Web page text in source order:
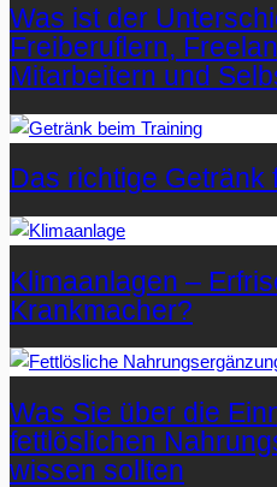
Was ist der
Freiberuflern,
Mitarbeitern und
Das richtige Getränk
Klimaanlagen –
Krankmacher?
Was Sie über die
fettlöslichen
wissen sollten